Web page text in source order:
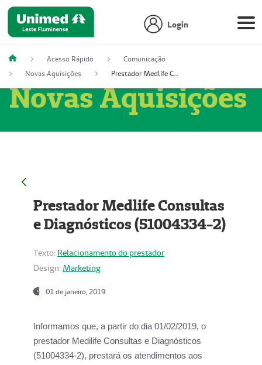
Login
Acesso Rápido
Comunicação
Novas Aquisições
Prestador Medlife Consultas e Diagnósticos (51004334-2)
Novas Aquisições
Prestador Medlife Consultas
e Diagnósticos (51004334-2)
Texto: Relacionamento do prestador
Design: Marketing
01 de janeiro, 2019
Informamos que, a partir do dia 01/02/2019, o
prestador Medilife Consultas e Diagnósticos
(51004334-2), prestará os atendimentos aos